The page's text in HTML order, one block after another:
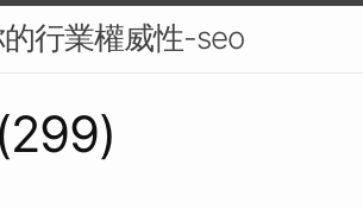
行業權威性-seo